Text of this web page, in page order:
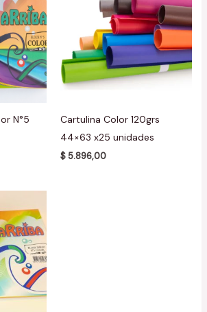
N°5
Cartulina Color 120grs
44×63 x25 unidades
$ 5.896,00